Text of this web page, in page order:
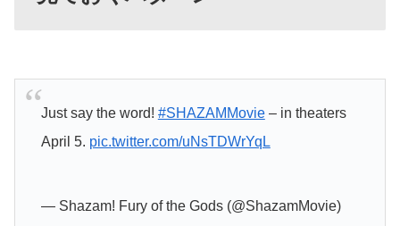
Just say the word! #SHAZAMMovie– in theaters
April 5. pic.twitter.com/uNsTDWrYqL
— Shazam! Fury of the Gods (@ShazamMovie)